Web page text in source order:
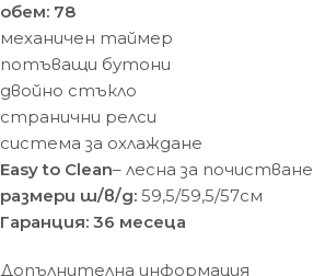
обем: 78
механичен таймер
потъващи бутони
двойно стъкло
странични релси
система за охлаждане
Easy to Clean– лесна за почистване
размери ш/в/д: 59,5/59,5/57см
Гаранция: 36 месеца
Допълнителна информация